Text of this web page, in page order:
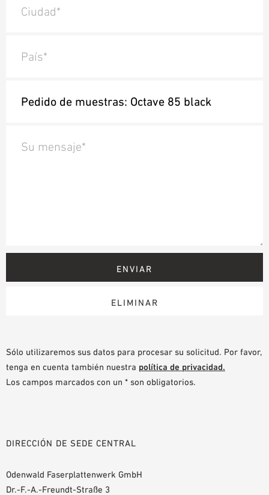
Ciudad*
País*
Su mensaje*
Sólo utilizaremos sus datos para procesar su solicitud. Por favor,
tenga en cuenta también nuestra política de privacidad.
Los campos marcados con un * son obligatorios.
DIRECCIÓN DE SEDE CENTRAL
Odenwald Faserplattenwerk GmbH
Dr.-F.-A.-Freundt-Straße 3